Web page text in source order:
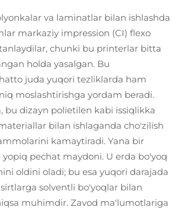
va laminatlar bilan ishlashda
markaziy impression (CI) flexo
chunki bu printerlar bitta
holda yasalgan. Bu
juda yuqori tezliklarda ham
moslashtirishga yordam beradi.
bu dizayn polietilen kabi issiqlikka
bilan ishlaganda cho'zilish
kamaytiradi. Yana bir
pechat maydoni. U erda bo'yoq
oldini oladi; bu esa yuqori darajada
solventli bo'yoqlar bilan
muhimdir. Zavod ma'lumotlariga